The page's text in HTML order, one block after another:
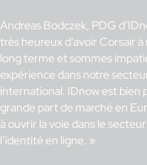
Andreas Bodczek, PDG
très heureux d’avoir Corsair
long terme et sommes
expérience dans notre
international. IDnow est bien
grande part de marché en
à ouvrir la voie dans le
l’identité en ligne. »